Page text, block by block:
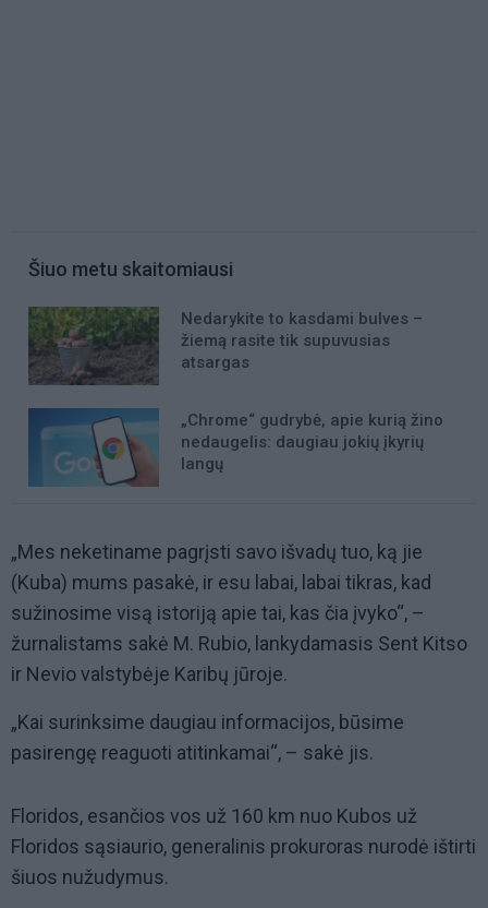
Šiuo metu skaitomiausi
Nedarykite to kasdami bulves –
žiemą rasite tik supuvusias
atsargas
„Chrome“ gudrybė, apie kurią žino
nedaugelis: daugiau jokių įkyrių
langų
„Mes neketiname pagrįsti savo išvadų tuo, ką jie
(Kuba) mums pasakė, ir esu labai, labai tikras, kad
sužinosime visą istoriją apie tai, kas čia įvyko“, –
žurnalistams sakė M. Rubio, lankydamasis Sent Kitso
ir Nevio valstybėje Karibų jūroje.
„Kai surinksime daugiau informacijos, būsime
pasirengę reaguoti atitinkamai“, – sakė jis.
Floridos, esančios vos už 160 km nuo Kubos už
Floridos sąsiaurio, generalinis prokuroras nurodė ištirti
šiuos nužudymus.